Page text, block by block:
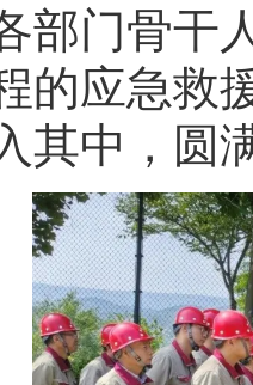
部门骨干
的应急救
其中，圆